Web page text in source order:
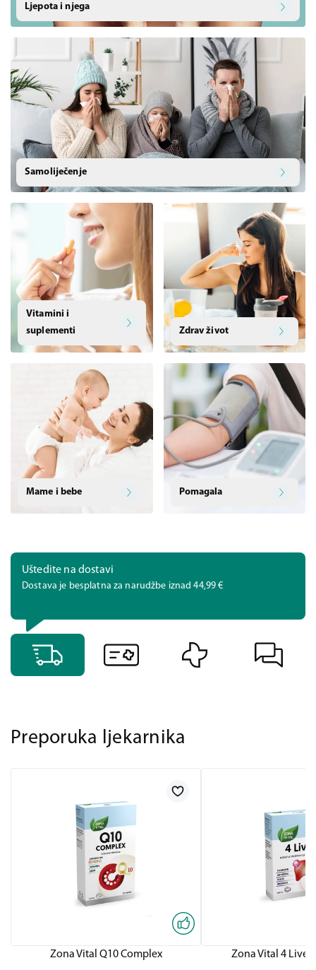
Ljepota i njega
Samoliječenje
Vitamini i
suplementi
Zdrav život
Mame i bebe Pomagala
Uštedite na dostavi
Dostava je besplatna za narudžbe iznad 44,99 €
Preporuka ljekarnika
Zona Vital Q10 Complex Zona Vital 4